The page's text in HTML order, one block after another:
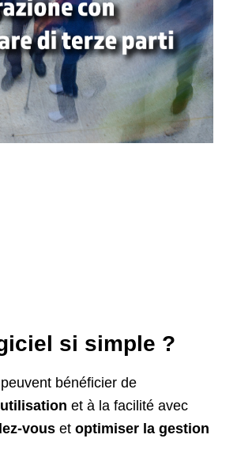
si simple ?
bénéficier de
et à la facilité avec
vous et optimiser la gestion